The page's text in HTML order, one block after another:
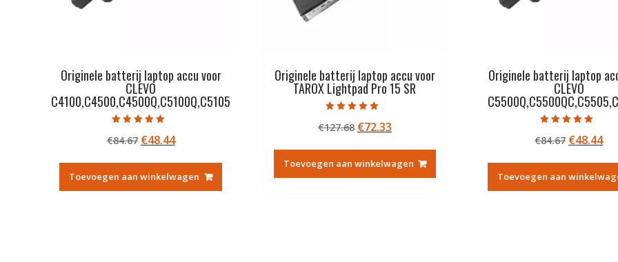
Originele batterij laptop accu voor
CLEVO
C4100,C4500,C4500Q,C5100Q,C5105
4.50
uit 5
€84.67 Oorspronkelijke
was:
€84.67.
€48.44Huidige
€48.44.
Toevoegen aan winkelwagen
Originele batterij laptop accu voor
TAROX Lightpad Pro 15 SR
5.00
uit 5
€127.68 Oorspronkelijke
was:
€127.68.
€72.33Huidige
€72.33.
Toevoegen aan winkelwagen
Originele batterij laptop
CLEVO
5.00
uit 5
€84.67
was:
€84.67.
€48.44
Toevoegen aan